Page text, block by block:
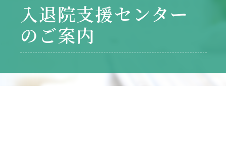
入退院支援センター
のご案内